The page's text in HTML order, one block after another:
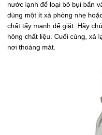
nước lạnh để loại bỏ bụi bẩn
dùng một ít xà phòng nhẹ
chất tẩy mạnh để giặt. Hãy
hỏng chất liệu. Cuối cùng, xả
nơi thoáng mát.